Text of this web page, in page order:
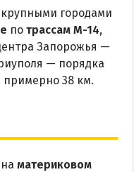
городами
по трассам М-14,
Запорожья —
— порядка
38 км.
материковом